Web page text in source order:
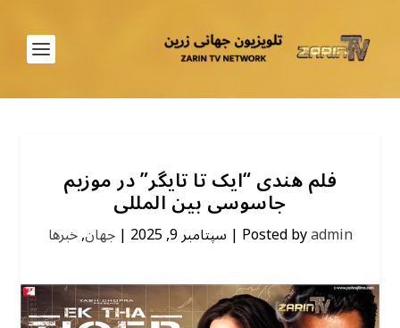
فلم هندی “ایک تا تایگر” در موزیم
جاسوسی بین المللی
Posted byadmin
| سپتامبر 9, 2025 |جهان,خبرها